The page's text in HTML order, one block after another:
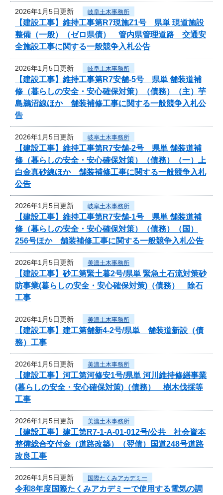
2026年1月5日更新 岐阜土木事務所
【建設工事】維持工事第R7現施Z1号 県単 現道施設
整備（一般）（ゼロ県債） 管内県管理道路 交通安
全施設工事に関する一般競争入札公告
2026年1月5日更新 岐阜土木事務所
【建設工事】維持工事第R7安舗-5号 県単 舗装道補
修（暮らしの安全・安心確保対策）（債務）（主）芋
島鵜沼線ほか 舗装補修工事に関する一般競争入札公
告
2026年1月5日更新 岐阜土木事務所
【建設工事】維持工事第R7安舗-2号 県単 舗装道補
修（暮らしの安全・安心確保対策）（債務）（一）上
白金真砂線ほか 舗装補修工事に関する一般競争入札
公告
2026年1月5日更新 岐阜土木事務所
【建設工事】維持工事第R7安舗-1号 県単 舗装道補
修（暮らしの安全・安心確保対策）（債務）（国）
256号ほか 舗装補修工事に関する一般競争入札公告
2026年1月5日更新 美濃土木事務所
【建設工事】砂工第緊土暮2号/県単 緊急土石流対策砂
防事業(暮らしの安全・安心確保対策)（債務） 除石
工事
2026年1月5日更新 美濃土木事務所
【建設工事】建工第舗新4-2号/県単 舗装道新設（債
務）工事
2026年1月5日更新 美濃土木事務所
【建設工事】河工第河修安1号/県単 河川維持修繕事業
(暮らしの安全・安心確保対策)（債務） 樹木伐採等
工事
2026年1月5日更新 美濃土木事務所
【建設工事】建工第R7-1-A-01-012号/公共 社会資本
整備総合交付金（道路改築）（翌債）国道248号道路
改良工事
2026年1月5日更新 国際たくみアカデミー
令和8年度国際たくみアカデミーで使用する電気の調